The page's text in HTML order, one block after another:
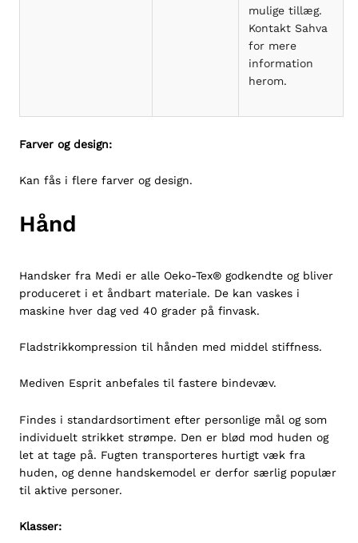
mulige tillæg.
Kontakt Sahva
for mere
information
herom.
Farver og design:
Kan fås i flere farver og design.
Hånd
Handsker fra Medi er alle Oeko-Tex® godkendte og bliver
produceret i et åndbart materiale. De kan vaskes i
maskine hver dag ved 40 grader på finvask.
Fladstrikkompression til hånden med middel stiffness.
Mediven Esprit anbefales til fastere bindevæv.
Findes i standardsortiment efter personlige mål og som
individuelt strikket strømpe. Den er blød mod huden og
let at tage på. Fugten transporteres hurtigt væk fra
huden, og denne handskemodel er derfor særlig populær
til aktive personer.
Klasser: